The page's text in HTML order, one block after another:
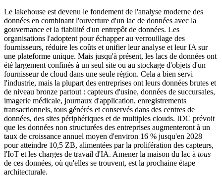
Le lakehouse est devenu le fondement de l'analyse moderne des
données en combinant l'ouverture d'un lac de données avec la
gouvernance et la fiabilité d'un entrepôt de données. Les
organisations l'adoptent pour échapper au verrouillage des
fournisseurs, réduire les coûts et unifier leur analyse et leur IA sur
une plateforme unique. Mais jusqu'à présent, les lacs de données ont
été largement confinés à un seul site ou au stockage d'objets d'un
fournisseur de cloud dans une seule région. Cela a bien servi
l'industrie, mais la plupart des entreprises ont leurs données brutes et
de niveau bronze partout : capteurs d'usine, données de succursales,
imagerie médicale, journaux d'application, enregistrements
transactionnels, tous générés et conservés dans des centres de
données, des sites périphériques et de multiples clouds. IDC prévoit
que les données non structurées des entreprises augmenteront à un
taux de croissance annuel moyen d'environ 16 % jusqu'en 2028
pour atteindre 10,5 ZB, alimentées par la prolifération des capteurs,
l'IoT et les charges de travail d'IA. Amener la maison du lac à tous
de ces données, où qu'elles se trouvent, est la prochaine étape
architecturale.